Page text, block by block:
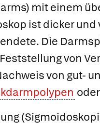
mit einem
ist dicker und
Die
von
von gut-